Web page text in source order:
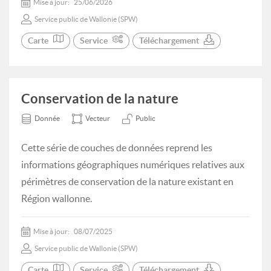
Mise à jour: 25/06/2026
Service public de Wallonie (SPW)
Carte Service Téléchargement
Conservation de la nature
Donnée Vecteur Public
Cette série de couches de données reprend les
informations géographiques numériques relatives aux
périmètres de conservation de la nature existant en
Région wallonne.
Mise à jour: 08/07/2025
Service public de Wallonie (SPW)